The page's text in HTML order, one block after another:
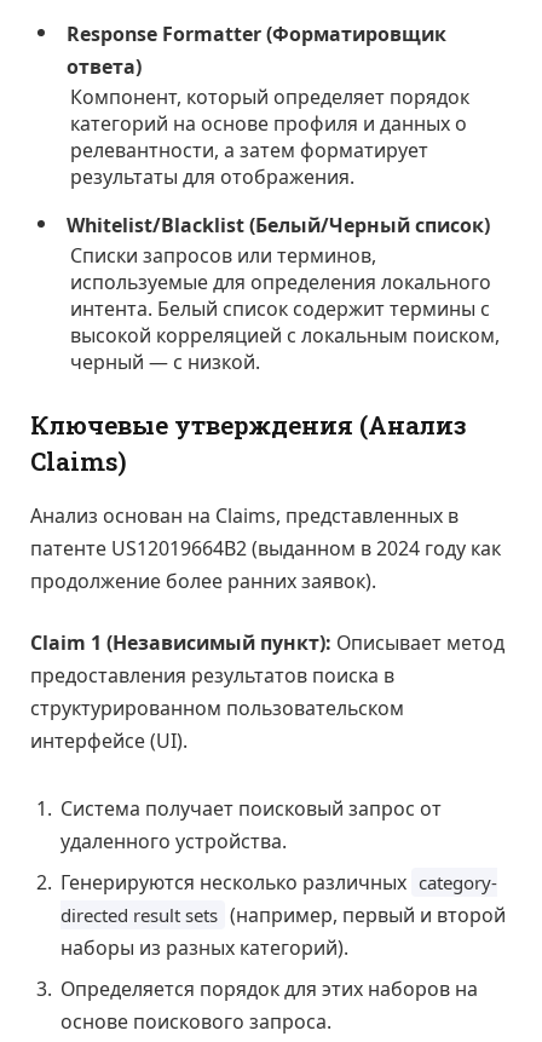
Response Formatter (Форматировщик
ответа)
Компонент, который определяет порядок
категорий на основе профиля и данных о
релевантности, а затем форматирует
результаты для отображения.
Whitelist/Blacklist (Белый/Черный список)
Списки запросов или терминов,
используемые для определения локального
интента. Белый список содержит термины с
высокой корреляцией с локальным поиском,
черный — с низкой.
Ключевые утверждения (Анализ
Claims)
Анализ основан на Claims, представленных в
патенте US12019664B2 (выданном в 2024 году как
продолжение более ранних заявок).
Claim 1 (Независимый пункт): Описывает метод
предоставления результатов поиска в
структурированном пользовательском
интерфейсе (UI).
Система получает поисковый запрос от
удаленного устройства.
Генерируются несколько различных category-
directed result sets (например, первый и второй
наборы из разных категорий).
Определяется порядок для этих наборов на
основе поискового запроса.